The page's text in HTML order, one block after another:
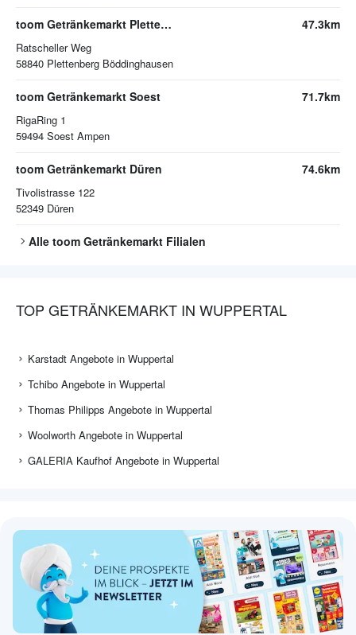
toom Getränkemarkt Plettenberg
Ratscheller Weg
58840 Plettenberg Böddinghausen
47.3km
toom Getränkemarkt Soest
RigaRing 1
59494 Soest Ampen
71.7km
toom Getränkemarkt Düren
Tivolistrasse 122
52349 Düren
74.6km
Alle toom Getränkemarkt Filialen
TOP GETRÄNKEMARKT IN WUPPERTAL
Karstadt Angebote in Wuppertal
Tchibo Angebote in Wuppertal
Thomas Philipps Angebote in Wuppertal
Woolworth Angebote in Wuppertal
GALERIA Kaufhof Angebote in Wuppertal